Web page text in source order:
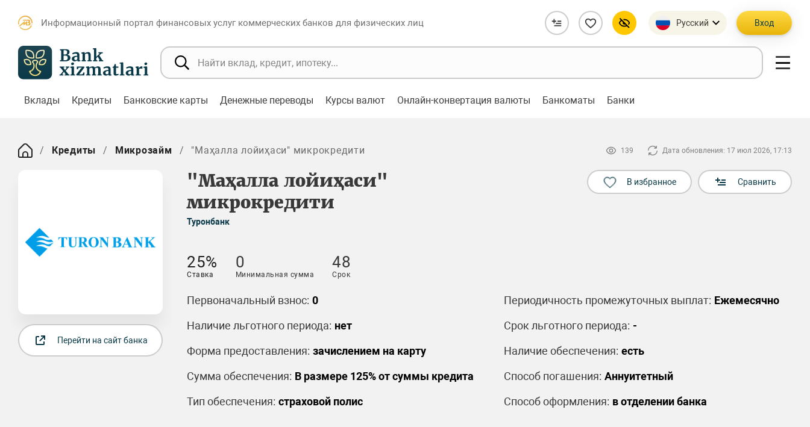
Информационный портал финансовых услуг коммерческих банков для физических лиц Русский Вход
Вклады Кредиты Банковские карты Денежные переводы Курсы валют Онлайн-конвертация валюты Банкоматы Банки
Кредиты Микрозайм "Mаҳалла лойиҳаси" микрокредити 139 Дата обновления: 17 июл 2026, 17:13
"Mаҳалла лойиҳаси"
микрокредити
Туронбанк
В избранное Сравнить
Перейти на сайт банка
25%
Ставка
0
Минимальная сумма
48
Срок
Первоначальный взнос: 0 Периодичность промежуточных выплат: Ежемесячно
Наличие льготного периода: нет Срок льготного периода: -
Форма предоставления: зачислением на карту Наличие обеспечения: есть
Сумма обеспечения: В размере 125% от суммы кредита Способ погашения: Аннуитетный
Тип обеспечения: страховой полис Способ оформления: в отделении банка